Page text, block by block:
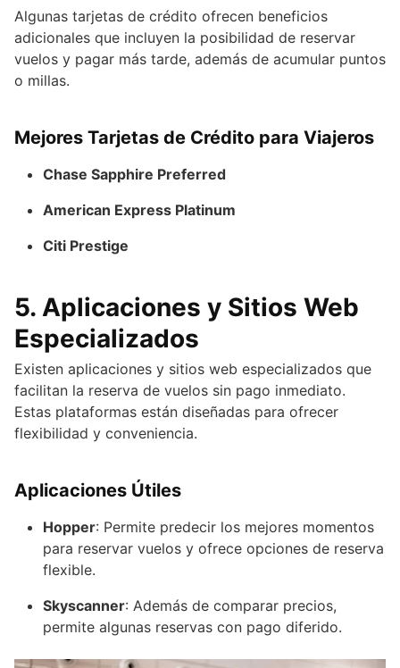
Algunas tarjetas de crédito ofrecen beneficios
adicionales que incluyen la posibilidad de reservar
vuelos y pagar más tarde, además de acumular puntos
o millas.
Mejores Tarjetas de Crédito para Viajeros
Chase Sapphire Preferred
American Express Platinum
Citi Prestige
5. Aplicaciones y Sitios Web
Especializados
Existen aplicaciones y sitios web especializados que
facilitan la reserva de vuelos sin pago inmediato.
Estas plataformas están diseñadas para ofrecer
flexibilidad y conveniencia.
Aplicaciones Útiles
Hopper: Permite predecir los mejores momentos
para reservar vuelos y ofrece opciones de reserva
flexible.
Skyscanner: Además de comparar precios,
permite algunas reservas con pago diferido.